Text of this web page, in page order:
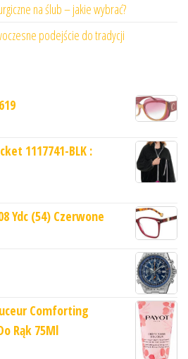
na ślub – jakie wybrać?
podejście do tradycji
1117741-BLK :
Ydc (54) Czerwone
Comforting
Rąk 75Ml